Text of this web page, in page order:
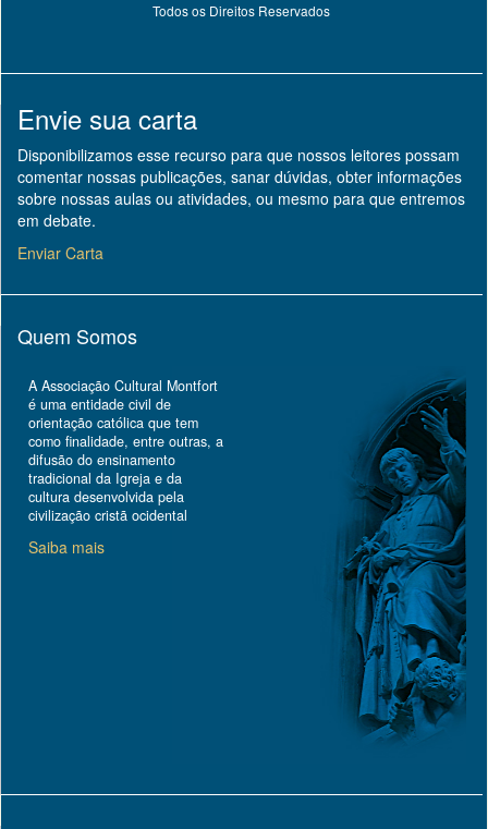
Todos os Direitos Reservados
Envie sua carta
Disponibilizamos esse recurso para que nossos leitores possam
comentar nossas publicações, sanar dúvidas, obter informações
sobre nossas aulas ou atividades, ou mesmo para que entremos
em debate.
Enviar Carta
Quem Somos
A Associação Cultural Montfort
é uma entidade civil de
orientação católica que tem
como finalidade, entre outras, a
difusão do ensinamento
tradicional da Igreja e da
cultura desenvolvida pela
civilização cristã ocidental
Saiba mais